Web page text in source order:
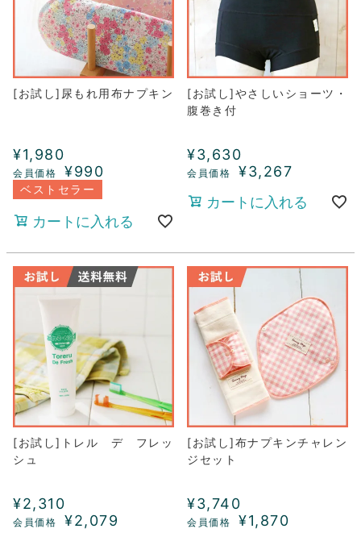
[お試し]尿もれ用布ナプキン
¥1,980
¥990
ベストセラー
カートに入れる
[お試し]やさしいショーツ・
腹巻き付
¥3,630
¥3,267
カートに入れる
[お試し]トレル デ フレッ
シュ
¥2,310
¥2,079
[お試し]布ナプキンチャレン
ジセット
¥3,740
¥1,870